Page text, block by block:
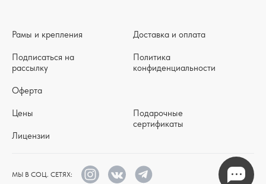
МЫ В СОЦ. СЕТЯХ:
Рамы и крепления
Подписаться на
рассылку
Оферта
Доставка и оплата
Политика
конфиденциальности
Цены
Лицензии
Подарочные
сертификаты